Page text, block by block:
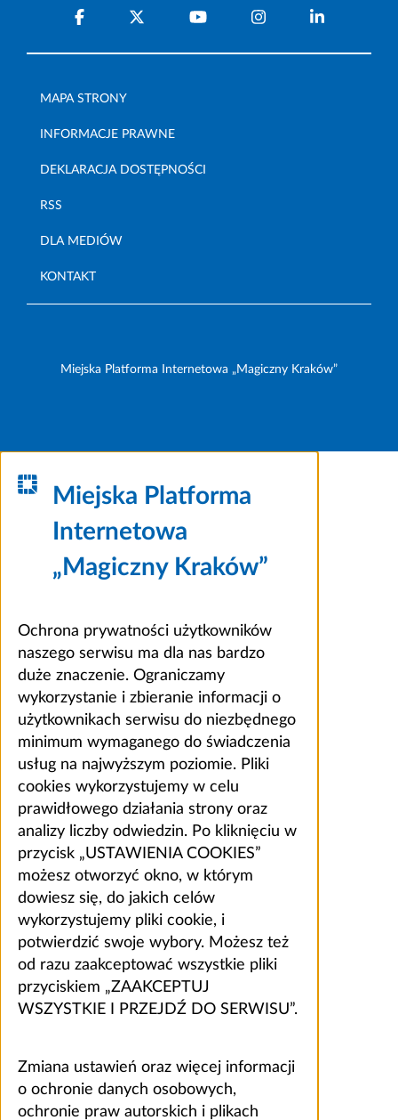
MAPA STRONY
INFORMACJE PRAWNE
DEKLARACJA DOSTĘPNOŚCI
RSS
DLA MEDIÓW
KONTAKT
Miejska Platforma Internetowa „Magiczny Kraków”
Miejska Platforma
Internetowa
„Magiczny Kraków”
Ochrona prywatności użytkowników
naszego serwisu ma dla nas bardzo
duże znaczenie. Ograniczamy
wykorzystanie i zbieranie informacji o
użytkownikach serwisu do niezbędnego
minimum wymaganego do świadczenia
usług na najwyższym poziomie. Pliki
cookies wykorzystujemy w celu
prawidłowego działania strony oraz
analizy liczby odwiedzin. Po kliknięciu w
przycisk „USTAWIENIA COOKIES”
możesz otworzyć okno, w którym
dowiesz się, do jakich celów
wykorzystujemy pliki cookie, i
potwierdzić swoje wybory. Możesz też
od razu zaakceptować wszystkie pliki
przyciskiem „ZAAKCEPTUJ
WSZYSTKIE I PRZEJDŹ DO SERWISU”.
Zmiana ustawień oraz więcej informacji
o ochronie danych osobowych,
ochronie praw autorskich i plikach